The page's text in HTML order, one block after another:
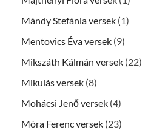
Mándy Stefánia versek (1)
Mentovics Éva versek (9)
Mikszáth Kálmán versek (22)
Mikulás versek (8)
Mohácsi Jenő versek (4)
Móra Ferenc versek (23)